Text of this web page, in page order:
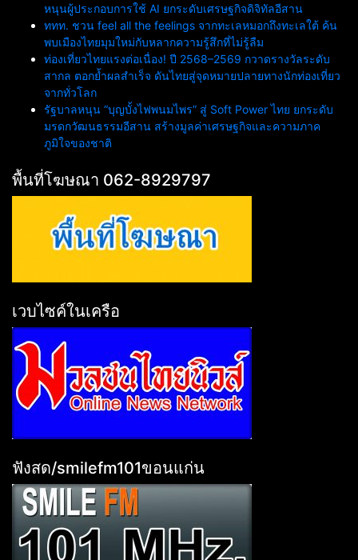
หนุนผู้ประกอบการใช้ AI ยกระดับเศรษฐกิจดิจิทัลอีสาน
ททท. ชวน feel all the feelings จากทะเลหมอกถึงทะเลใต้ ค้น
พบเมืองไทยมุมใหม่กับหลากความรู้สึกที่ไม่รู้ลืม
ท่องเที่ยวไทยแรงต่อเนื่อง! ปี 2568–2569 กวาดรางวัลระดับ
สากล ตอกย้ำผลสำเร็จ ดันไทยสู่จุดหมายปลายทางนักท่องเที่ยว
จากทั่วโลก
รัฐบาลหนุน “บุญบั้งไฟพนมไพร” สู่ Soft Power ไทย ยกระดับ
มรดกวัฒนธรรมอีสาน สร้างมูลค่าเศรษฐกิจและความภาค
ภูมิใจของชาติ
พื้นที่โฆษณา 062-8929797
เวบไซค์ในเครือ
ฟังสด/smilefm101ขอนแก่น